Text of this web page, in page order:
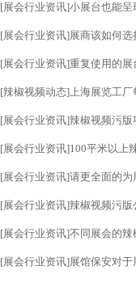
[展会行业资讯]小展台也能呈
[展会行业资讯]展商该如何选择
[展会行业资讯]重复使用的展
[辣椒视频动态]上海展览工厂
[展会行业资讯]辣椒视频污版
[展会行业资讯]100平米以上
[展会行业资讯]请更全面的为
[展会行业资讯]辣椒视频污版
[展会行业资讯]不同展会的辣
[展会行业资讯]展馆保安对